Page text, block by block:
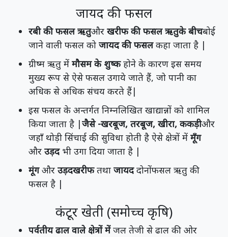
जायद की फसल
रबी की फसल ऋतुऔर खरीफ की फसल ऋतुके बीचबोई
जाने वाली फसल को जायद की फसलकहा जाता है |
ग्रीष्म ऋतु में मौसम के शुष्कहोने के कारण इस समय
मुख्य रूप से ऐसे फसल उगाये जाते हैं, जो पानी का
अधिक से अधिक संचय करते हैं|
इस फसल के अन्तर्गत निम्नलिखित खाद्यान्नों को शामिल
किया जाता है |जैसे -खरबूज, तरबूज, खीरा, ककड़ीऔर
जहाँ थोड़ी सिंचाई की सुविधा होती है ऐसे क्षेत्रों में मूँग
और उड़दभी उगा दिया जाता है |
मूंगऔर उड़दखरीफतथा जायददोनोंफसल ऋतु की
फसल है |
कंटूर खेती (समोच्च कृषि)
पर्वतीय ढाल वाले क्षेत्रों मेंजल तेजी से ढाल की ओर